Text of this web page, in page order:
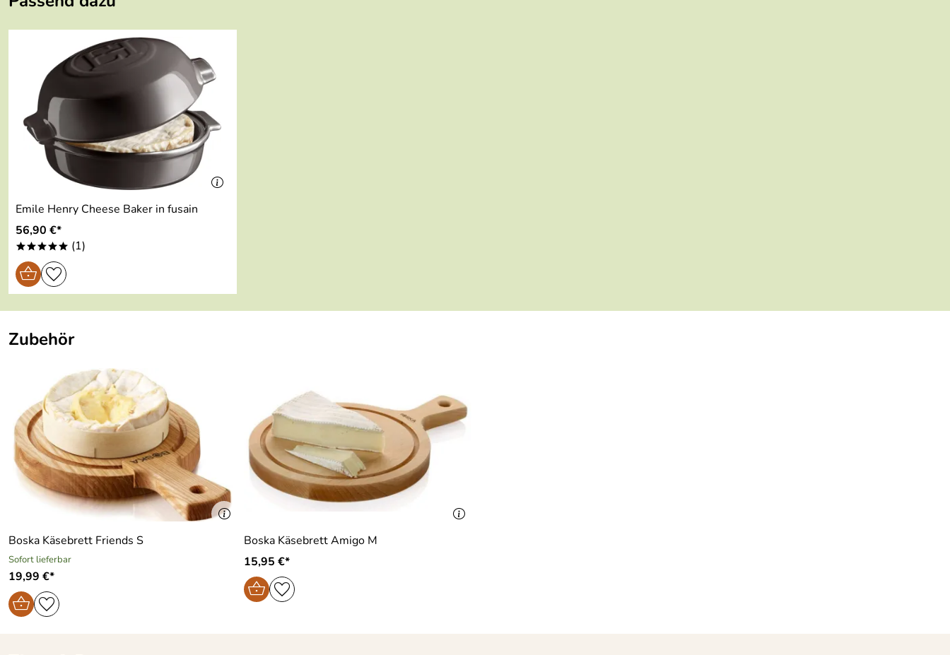
5
4
Ursula
Verifizierte Bewertung
sehr gutes messerset, kan ich sehr empfehlen
Kaufdatum: 08.02.2022
Bewertungsdatum: 22.02.2022
Emile Henry Cheese Baker in fusain
56,90 €*
***** (1)
Zubehör
Boska Käsebrett Friends S
Sofort lieferbar
19,99 €*
Boska Käsebrett Amigo M
15,95 €*